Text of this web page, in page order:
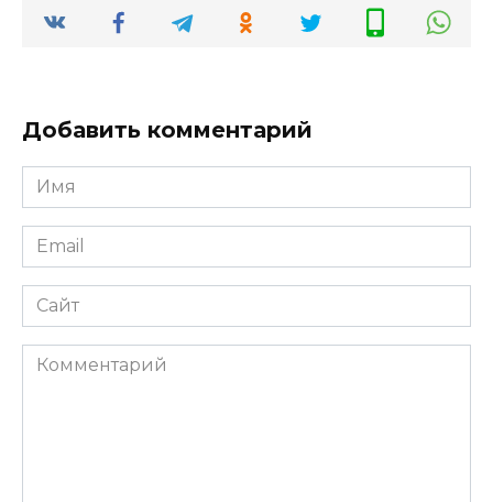
Добавить комментарий
Имя
*
Email
*
Сайт
Комментарий